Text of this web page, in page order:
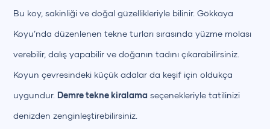
Bu koy, sakinliği ve doğal güzellikleriyle bilinir. Gökkaya
Koyu’nda düzenlenen tekne turları sırasında yüzme molası
verebilir, dalış yapabilir ve doğanın tadını çıkarabilirsiniz.
Koyun çevresindeki küçük adalar da keşif için oldukça
uygundur. Demre tekne kiralama seçenekleriyle tatilinizi
denizden zenginleştirebilirsiniz.